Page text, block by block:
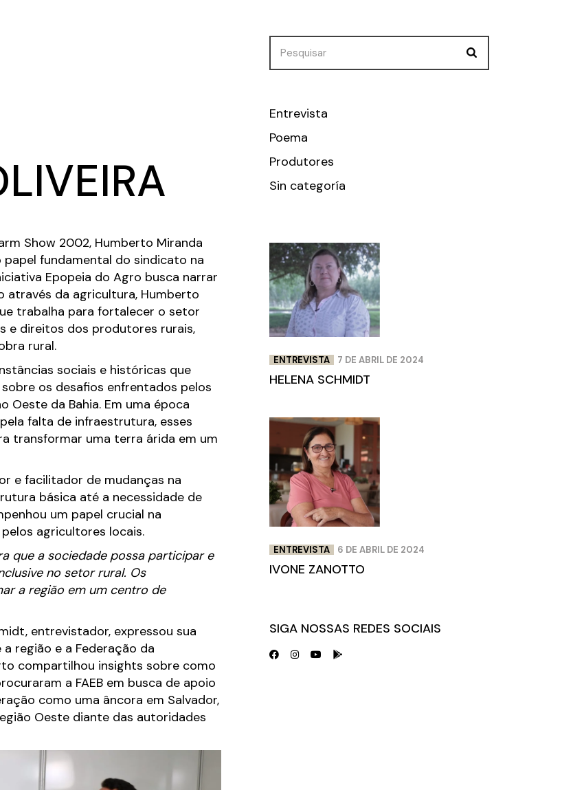
Show 2002, Humberto Miranda
fundamental do sindicato na
Epopeia do Agro busca narrar
através da agricultura, Humberto
trabalha para fortalecer o setor
e direitos dos produtores rurais,
rural.
sociais e históricas que
os desafios enfrentados pelos
Oeste da Bahia. Em uma época
falta de infraestrutura, esses
transformar uma terra árida em um
e facilitador de mudanças na
básica até a necessidade de
um papel crucial na
agricultores locais.
que a sociedade possa participar e
no setor rural. Os
a região em um centro de
entrevistador, expressou sua
região e a Federação da
compartilhou insights sobre como
a FAEB em busca de apoio
como uma âncora em Salvador,
Oeste diante das autoridades
Search
Entrevista
Poema
Produtores
Sin categoría
ENTREVISTA 7 DE ABRIL DE 2024
HELENA SCHMIDT
ENTREVISTA 6 DE ABRIL DE 2024
IVONE ZANOTTO
SIGA NOSSAS REDES SOCIAIS